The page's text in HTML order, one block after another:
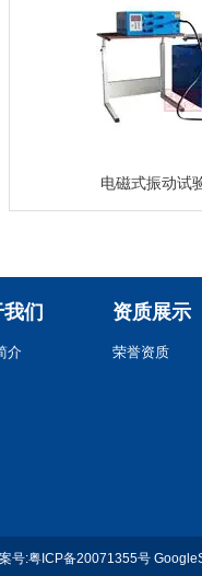
电磁式振动试
们
介
资质展示
荣誉资质
号:粤ICP备20071355号